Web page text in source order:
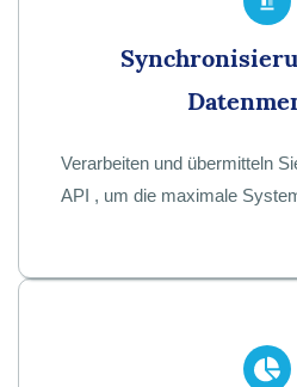
Verarbeiten und übermitteln
API , um die maximale